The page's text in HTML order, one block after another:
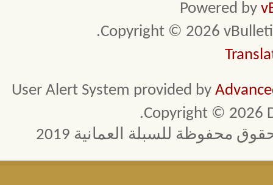
Powered by
Copyright © 2026
User Alert System provided by
Copyright © 2026
محفوظة للسبلة العمانية 2019